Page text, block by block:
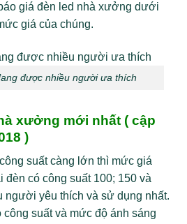
giá đèn led nhà xưởng dưới
giá của chúng.
được nhiều người ưa thích
xưởng mới nhất ( cập
)
suất càng lớn thì mức giá
đèn có công suất 100; 150 và
người yêu thích và sử dụng nhất.
suất và mức độ ánh sáng